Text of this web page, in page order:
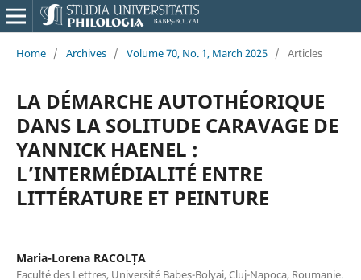
Home / Archives / Volume 70, No. 1, March 2025 / Articles
LA DÉMARCHE AUTOTHÉORIQUE
DANS LA SOLITUDE CARAVAGE DE
YANNICK HAENEL :
L’INTERMÉDIALITÉ ENTRE
LITTÉRATURE ET PEINTURE
Maria-Lorena RACOLȚA
Faculté des Lettres, Université Babeș-Bolyai, Cluj-Napoca, Roumanie.